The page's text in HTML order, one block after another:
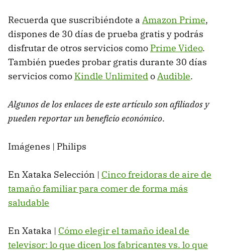
Recuerda que suscribiéndote a Amazon Prime,
dispones de 30 días de prueba gratis y podrás
disfrutar de otros servicios como Prime Video.
También puedes probar gratis durante 30 días
servicios como Kindle UnlimitedoAudible.
Algunos de los enlaces de este artículo son afiliados y
pueden reportar un beneficio económico.
Imágenes | Philips
En Xataka Selección | Cinco freidoras de aire de
tamaño familiar para comer de forma más
saludable
En Xataka | Cómo elegir el tamaño ideal de
televisor: lo que dicen los fabricantes vs. lo que